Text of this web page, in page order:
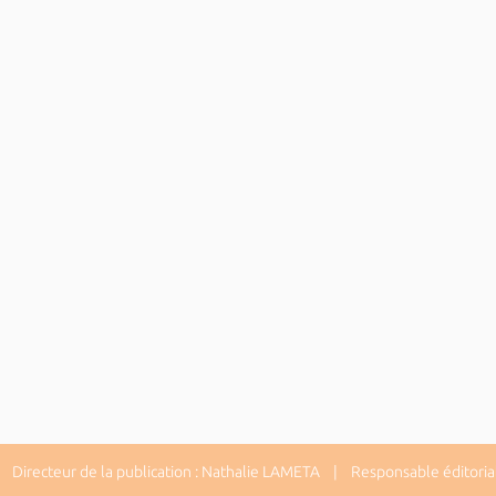
de la publication : Nathalie LAMETA | Responsable éditorial